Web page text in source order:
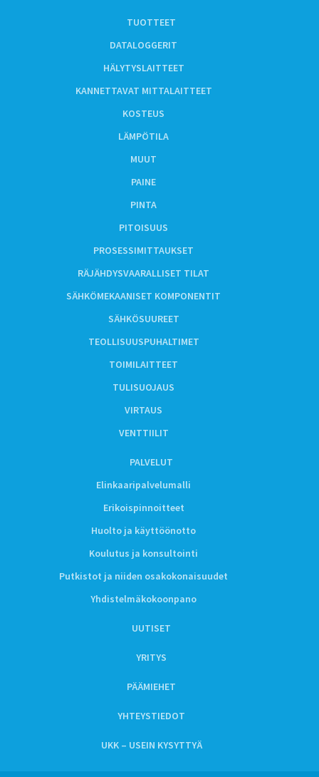
TUOTTEET
DATALOGGERIT
HÄLYTYSLAITTEET
KANNETTAVAT MITTALAITTEET
KOSTEUS
LÄMPÖTILA
MUUT
PAINE
PINTA
PITOISUUS
PROSESSIMITTAUKSET
RÄJÄHDYSVAARALLISET TILAT
SÄHKÖMEKAANISET KOMPONENTIT
SÄHKÖSUUREET
TEOLLISUUSPUHALTIMET
TOIMILAITTEET
TULISUOJAUS
VIRTAUS
VENTTIILIT
PALVELUT
Elinkaaripalvelumalli
Erikoispinnoitteet
Huolto ja käyttöönotto
Koulutus ja konsultointi
Putkistot ja niiden osakokonaisuudet
Yhdistelmäkokoonpano
UUTISET
YRITYS
PÄÄMIEHET
YHTEYSTIEDOT
UKK – USEIN KYSYTTYÄ